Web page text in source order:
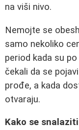
na viši nivo.
Nemojte se
samo nekoliko
period kada su
čekali da se pojavi
prođe, a kada
otvaraju.
Kako se